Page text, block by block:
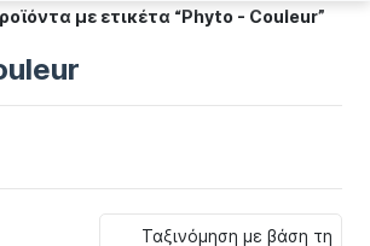
με ετικέτα “Phyto - Couleur”
Ταξινόμηση με βάση τη